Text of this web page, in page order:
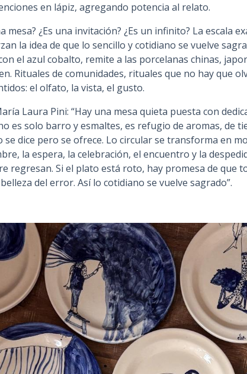
en lápiz, agregando potencia al relato.
mesa? ¿Es una invitación? ¿Es un infinito? La escala
la idea de que lo sencillo y cotidiano se vuelve
el azul cobalto, remite a las porcelanas chinas,
Rituales de comunidades, rituales que no hay que
el olfato, la vista, el gusto.
Laura Pini: “Hay una mesa quieta puesta con
es solo barro y esmaltes, es refugio de aromas, de
se dice pero se ofrece. Lo circular se transforma en
la espera, la celebración, el encuentro y la
regresan. Si el plato está roto, hay promesa de que
del error. Así lo cotidiano se vuelve sagrado”.